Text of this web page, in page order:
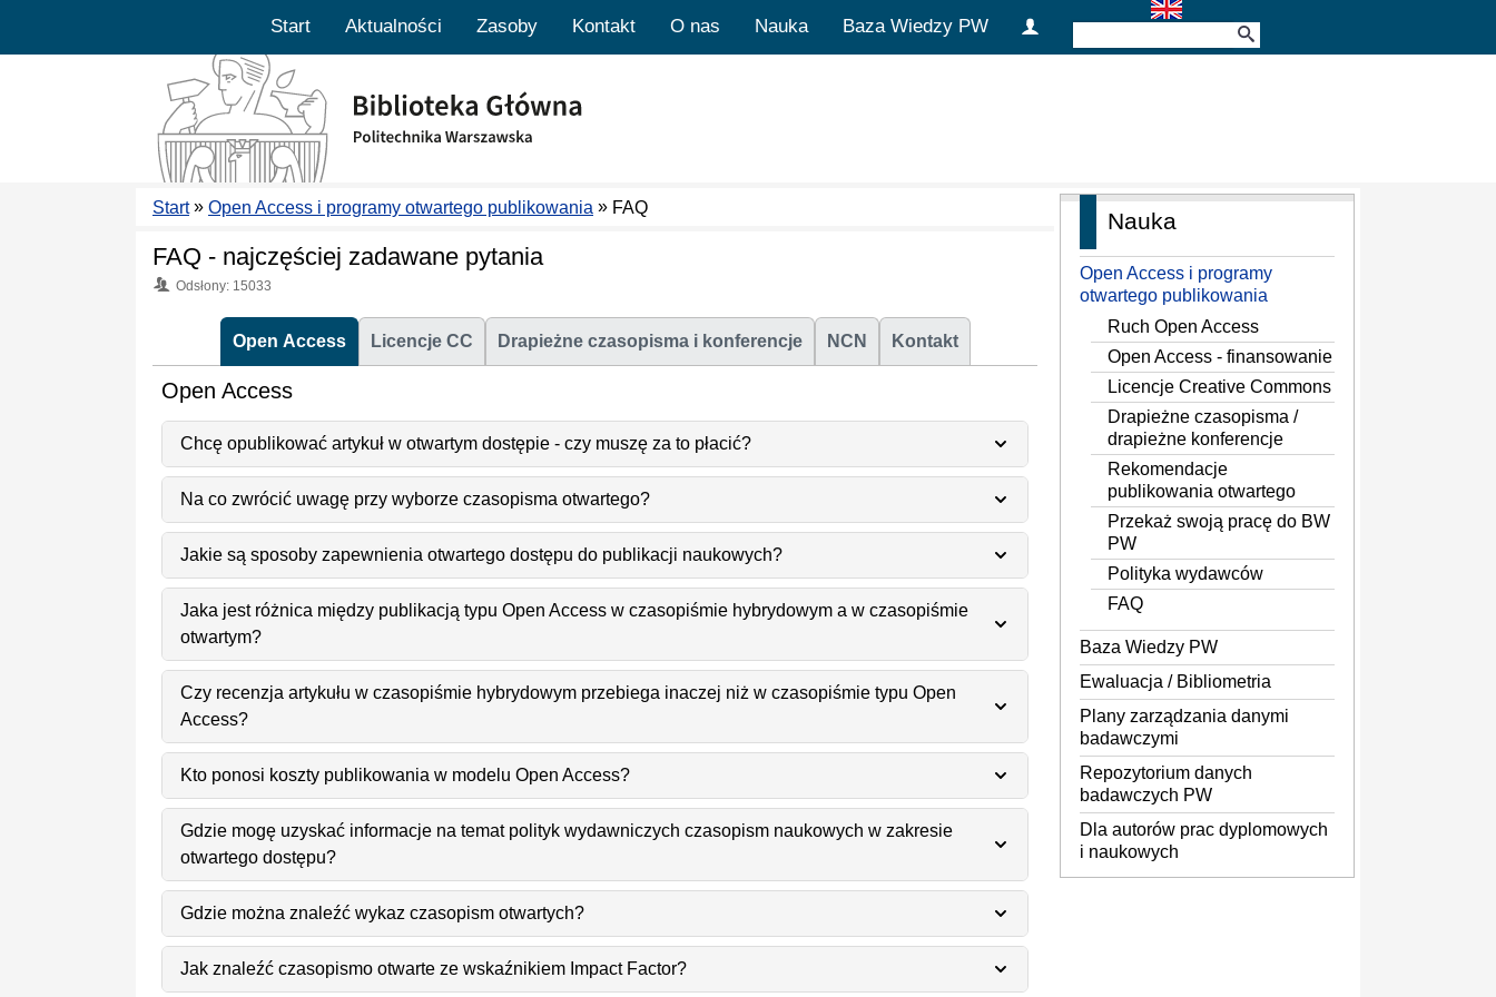
Start Aktualności Zasoby Kontakt O nas Nauka Baza Wiedzy PW
Start» Open Access i programy otwartego publikowania » FAQ
FAQ - najczęściej zadawane pytania
Odsłony: 15033
Open Access Licencje CC Drapieżne czasopisma i konferencje NCN Kontakt
Open Access
Chcę opublikować artykuł w otwartym dostępie - czy muszę za to płacić?
Na co zwrócić uwagę przy wyborze czasopisma otwartego?
Jakie są sposoby zapewnienia otwartego dostępu do publikacji naukowych?
Jaka jest różnica między publikacją typu Open Access w czasopiśmie hybrydowym a w czasopiśmie
otwartym?
Czy recenzja artykułu w czasopiśmie hybrydowym przebiega inaczej niż w czasopiśmie typu Open
Access?
Kto ponosi koszty publikowania w modelu Open Access?
Gdzie mogę uzyskać informacje na temat polityk wydawniczych czasopism naukowych w zakresie
otwartego dostępu?
Gdzie można znaleźć wykaz czasopism otwartych?
Jak znaleźć czasopismo otwarte ze wskaźnikiem Impact Factor?
Nauka
Open Access i programy
otwartego publikowania
Ruch Open Access
Open Access - finansowanie
Licencje Creative Commons
Drapieżne czasopisma /
drapieżne konferencje
Rekomendacje
publikowania otwartego
Przekaż swoją pracę do BW
PW
Polityka wydawców
FAQ
Baza Wiedzy PW
Ewaluacja / Bibliometria
Plany zarządzania danymi
badawczymi
Repozytorium danych
badawczych PW
Dla autorów prac dyplomowych
i naukowych